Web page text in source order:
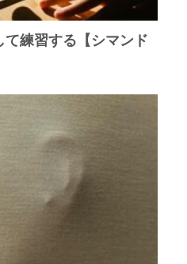
練習する【シマンド